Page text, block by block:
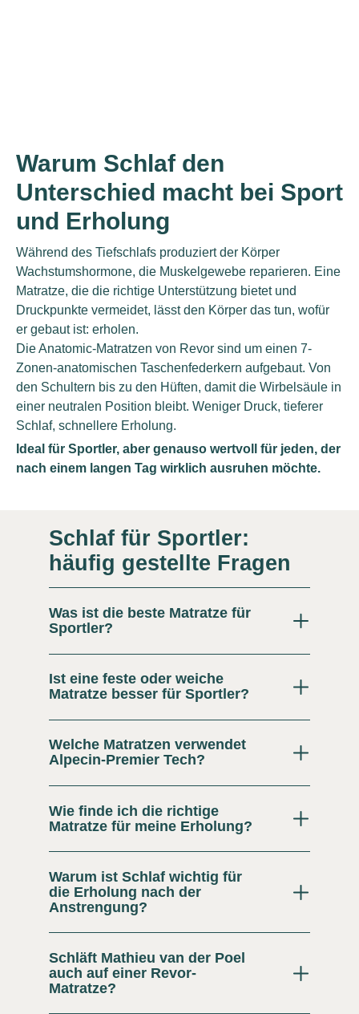
Warum Schlaf den
Unterschied macht bei Sport
und Erholung
Während des Tiefschlafs produziert der Körper
Wachstumshormone, die Muskelgewebe reparieren. Eine
Matratze, die die richtige Unterstützung bietet und
Druckpunkte vermeidet, lässt den Körper das tun, wofür
er gebaut ist: erholen.
Die Anatomic-Matratzen von Revor sind um einen 7-
Zonen-anatomischen Taschenfederkern aufgebaut. Von
den Schultern bis zu den Hüften, damit die Wirbelsäule in
einer neutralen Position bleibt. Weniger Druck, tieferer
Schlaf, schnellere Erholung.
Ideal für Sportler, aber genauso wertvoll für jeden, der
nach einem langen Tag wirklich ausruhen möchte.
Schlaf für Sportler:
häufig gestellte Fragen
Was ist die beste Matratze für
Sportler?
Ist eine feste oder weiche
Matratze besser für Sportler?
Welche Matratzen verwendet
Alpecin-Premier Tech?
Wie finde ich die richtige
Matratze für meine Erholung?
Warum ist Schlaf wichtig für
die Erholung nach der
Anstrengung?
Schläft Mathieu van der Poel
auch auf einer Revor-
Matratze?